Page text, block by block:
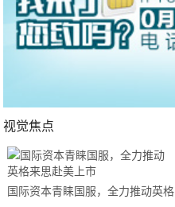
视觉焦点
国际资本青睐国服，全力推动英格